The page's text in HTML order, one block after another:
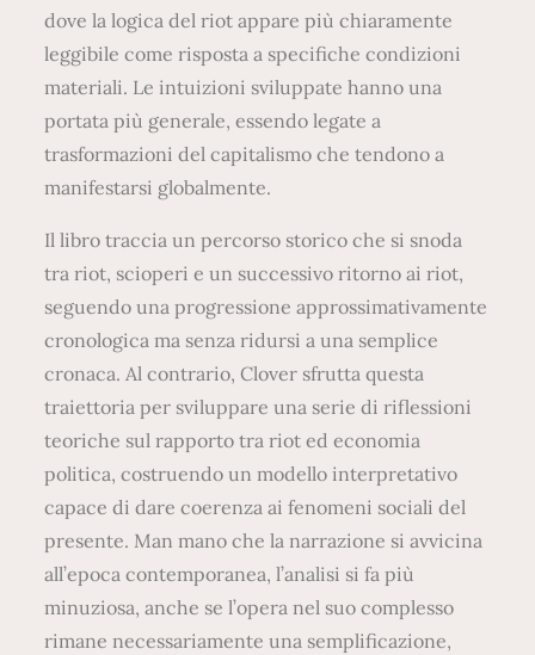
dove la logica del riot appare più chiaramente
leggibile come risposta a specifiche condizioni
materiali. Le intuizioni sviluppate hanno una
portata più generale, essendo legate a
trasformazioni del capitalismo che tendono a
manifestarsi globalmente.
Il libro traccia un percorso storico che si snoda
tra riot, scioperi e un successivo ritorno ai riot,
seguendo una progressione approssimativamente
cronologica ma senza ridursi a una semplice
cronaca. Al contrario, Clover sfrutta questa
traiettoria per sviluppare una serie di riflessioni
teoriche sul rapporto tra riot ed economia
politica, costruendo un modello interpretativo
capace di dare coerenza ai fenomeni sociali del
presente. Man mano che la narrazione si avvicina
all’epoca contemporanea, l’analisi si fa più
minuziosa, anche se l’opera nel suo complesso
rimane necessariamente una semplificazione,